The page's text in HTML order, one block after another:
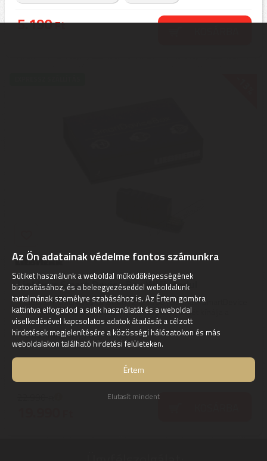
5.190Ft
Liebherr Smart Device Box Wifi modul
Liebherr Smart Device Box 612526500 | Liebherr SmartDevice
alkalmazása az okosotthon maximális kényelmét kínálja a
Liebherr hűtő- ...
2ÉVhivatalos, gyári garancia
Az Ön adatainak védelme fontos számunkra
Sütiket használunk a weboldal működőképességének
biztosításához, és a beleegyezéseddel weboldalunk
tartalmának személyre szabásához is. Az Értem gombra
kattintva elfogadod a sütik használatát és a weboldal
viselkedésével kapcsolatos adatok átadását a célzott
hirdetések megjelenítésére a közösségi hálózatokon és más
weboldalakon található hirdetési felületeken.
Értem
Elutasít mindent